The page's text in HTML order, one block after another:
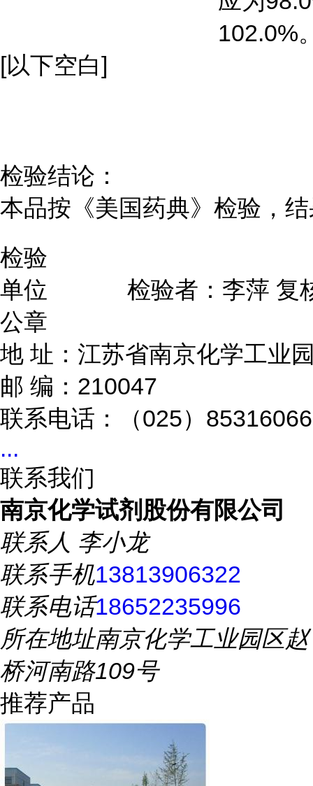
102.0%
[以下空白]
检验结论：
本品按《美国药典》检验，
检验
单位
公章
检验者：李萍 复
地 址：江苏省南京化学工业
邮 编：210047
联系电话：（025）
...
联系我们
南京化学试剂股份有限公司
联系人 李小龙
联系手机13813906322
联系电话18652235996
所在地址南京化学工业园区赵
桥河南路109号
推荐产品